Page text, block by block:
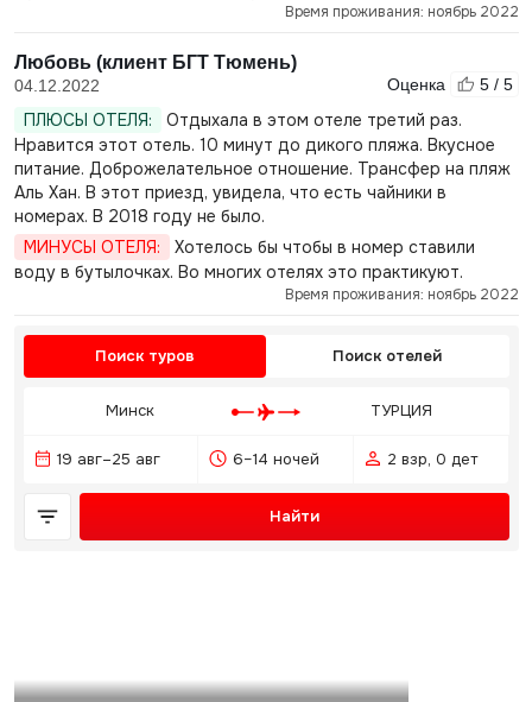
Время проживания: ноябрь 2022
Любовь (клиент БГТ Тюмень)
04.12.2022 Оценка 5 / 5
ПЛЮСЫ ОТЕЛЯ:
Отдыхала в этом отеле третий раз.
Нравится этот отель. 10 минут до дикого пляжа. Вкусное
питание. Доброжелательное отношение. Трансфер на пляж
Аль Хан. В этот приезд, увидела, что есть чайники в
номерах. В 2018 году не было.
МИНУСЫ ОТЕЛЯ:
Хотелось бы чтобы в номер ставили
воду в бутылочках. Во многих отелях это практикуют.
Время проживания: ноябрь 2022
Поиск туров Поиск отелей
Минск ТУРЦИЯ
19 авг–25 авг 6–14 ночей 2 взр, 0 дет
Найти